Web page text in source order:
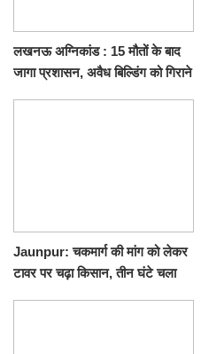
लखनऊ अग्निकांड : 15 मौतों के बाद
जागा प्रशासन, अवैध बिल्डिंग को गिराने
Jaunpur: चकमार्ग की मांग को लेकर
टावर पर चढ़ा किसान, तीन घंटे चला